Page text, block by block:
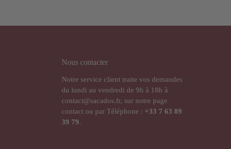
Nous contacter
Notre service client traite vos demandes
du lundi au vendredi de 9h à 18h à
contact@sacados.fr, sur notre page
contact ou par Téléphone : +33 7 63 89
39 79.